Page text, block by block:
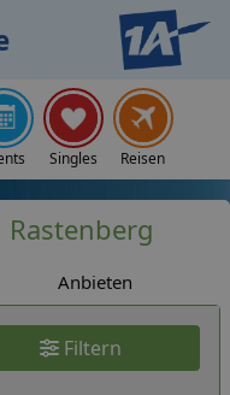
Singles Reisen
Anbieten
Filtern